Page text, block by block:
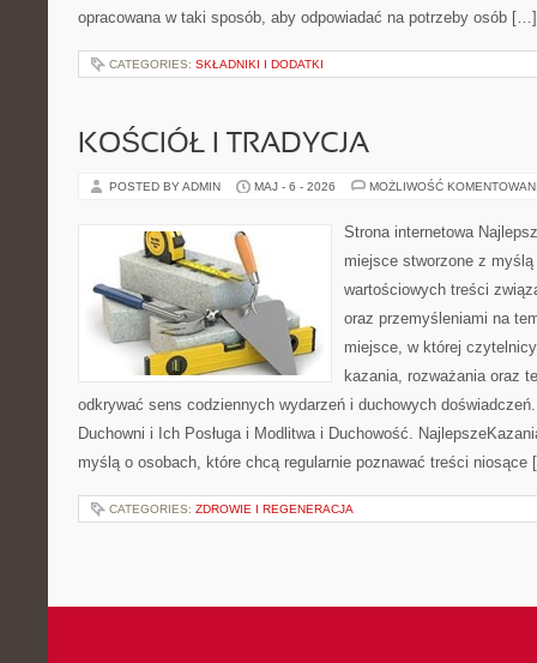
opracowana w taki sposób, aby odpowiadać na potrzeby osób […]
CATEGORIES: SKŁADNIKI I DODATKI
KOŚCIÓŁ I TRADYCJA
POSTED BY ADMIN MAJ - 6 - 2026 MOŻLIWOŚĆ
Strona internetowa
miejsce stworzone z
wartościowych treści
oraz przemyśleniami na
miejsce, w której
kazania, rozważania oraz
odkrywać sens codziennych wydarzeń i duchowych
Duchowni i Ich Posługa i Modlitwa i Duchowość.
myślą o osobach, które chcą regularnie poznawać treści
CATEGORIES: ZDROWIE I REGENERACJA